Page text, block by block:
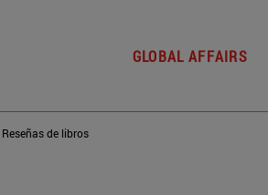
GLOBAL AFFAIRS
Reseñas de libros